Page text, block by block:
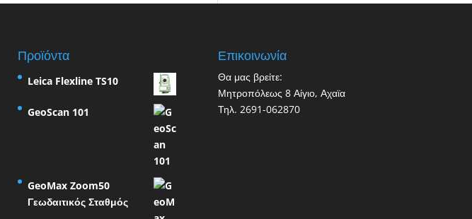
Προϊόντα
Leica Flexline TS10
GeoScan 101
GeoMax Zoom50
Γεωδαιτικός Σταθμός
Επικοινωνία
Θα μας βρείτε:
Μητροπόλεως 8 Αίγιο, Αχαϊα
Τηλ. 2691-062870